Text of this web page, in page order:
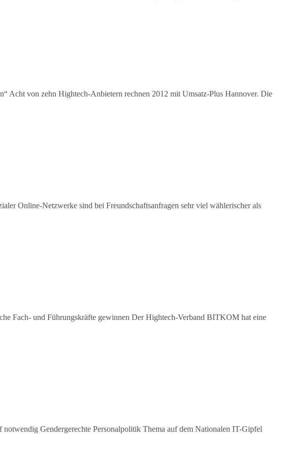
Acht von zehn Hightech-Anbietern rechnen 2012 mit Umsatz-Plus Hannover. Die
Online-Netzwerke sind bei Freundschaftsanfragen sehr viel wählerischer als
Fach- und Führungskräfte gewinnen Der Hightech-Verband BITKOM hat eine
Gendergerechte Personalpolitik Thema auf dem Nationalen IT-Gipfel